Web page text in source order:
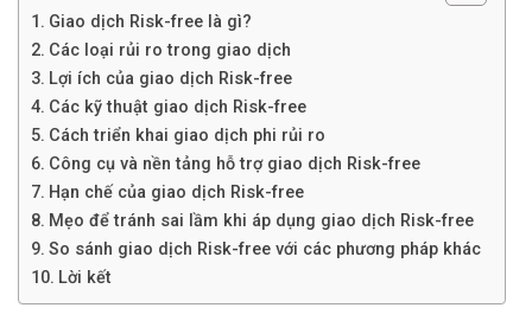
Giao dịch Risk-free là gì?
Các loại rủi ro trong giao dịch
Lợi ích của giao dịch Risk-free
Các kỹ thuật giao dịch Risk-free
Cách triển khai giao dịch phi rủi ro
Công cụ và nền tảng hỗ trợ giao dịch Risk-free
Hạn chế của giao dịch Risk-free
Mẹo để tránh sai lầm khi áp dụng giao dịch Risk-free
So sánh giao dịch Risk-free với các phương pháp khác
Lời kết